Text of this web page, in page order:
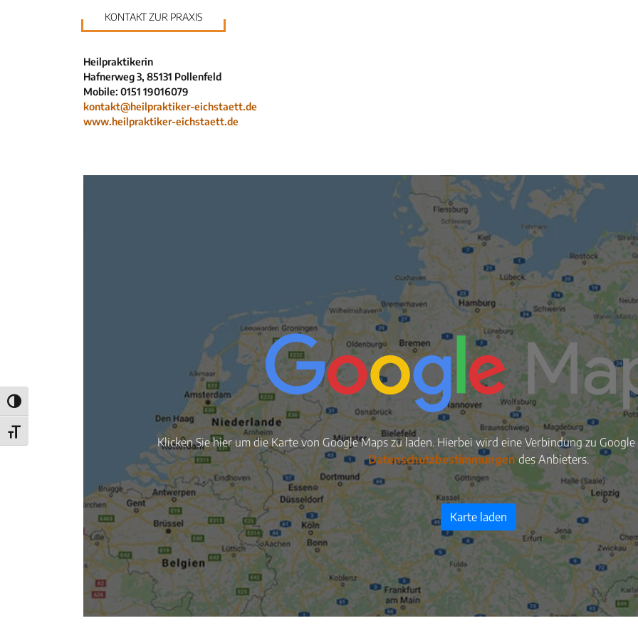
Umschalten auf hohe Kontraste
Schrift vergrößern
KONTAKT ZUR PRAXIS
Heilpraktikerin
Hafnerweg 3, 85131 Pollenfeld
Mobile: 0151 19016079
kontakt@heilpraktiker-eichstaett.de
www.heilpraktiker-eichstaett.de
Klicken Sie hier um die Karte von Google Maps zu laden. Hierbei wird eine Verbindung zu
Datenschutzbestimmungendes Anbieters.
Karte laden